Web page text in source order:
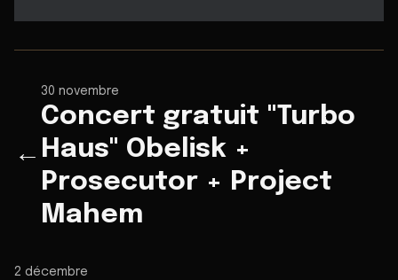
←
30 novembre
Concert gratuit "Turbo
Haus" Obelisk +
Prosecutor + Project
Mahem
2 décembre